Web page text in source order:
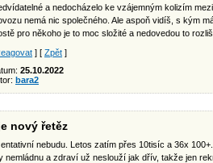
a nedocházelo ke vzájemným kolizím
nemá nic společného. Ale aspoň vidíš, s kým
pro někoho je to moc složité a nedovedou to
] [ Zpět ]
25.10.2022
bara2
nový řetěz
nebudu. Letos zatím přes 10tisíc a 36x
nemládnu a zdraví už neslouží jak dřív, takže jen